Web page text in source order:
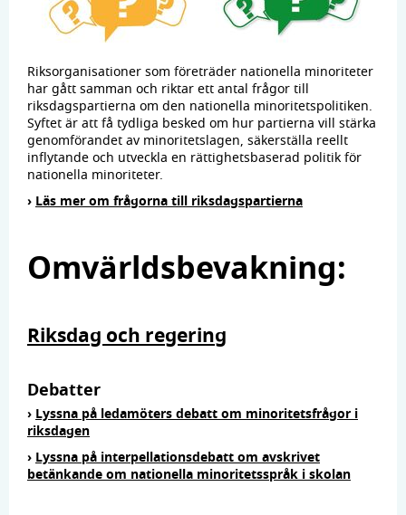
Riksorganisationer som företräder nationella minoriteter
har gått samman och riktar ett antal frågor till
riksdagspartierna om den nationella minoritetspolitiken.
Syftet är att få tydliga besked om hur partierna vill stärka
genomförandet av minoritetslagen, säkerställa reellt
inflytande och utveckla en rättighetsbaserad politik för
nationella minoriteter.
› Läs mer om frågorna till riksdagspartierna
Omvärldsbevakning:
Riksdag och regering
Debatter
› Lyssna på ledamöters debatt om minoritetsfrågor i
riksdagen
› Lyssna på interpellationsdebatt om avskrivet
betänkande om nationella minoritetsspråk i skolan